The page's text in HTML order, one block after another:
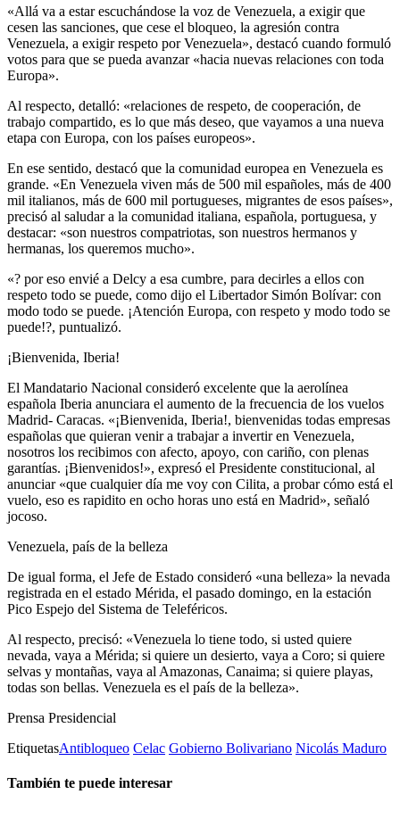
«Allá va a estar escuchándose la voz de Venezuela, a exigir que
cesen las sanciones, que cese el bloqueo, la agresión contra
Venezuela, a exigir respeto por Venezuela», destacó cuando formuló
votos para que se pueda avanzar «hacia nuevas relaciones con toda
Europa».
Al respecto, detalló: «relaciones de respeto, de cooperación, de
trabajo compartido, es lo que más deseo, que vayamos a una nueva
etapa con Europa, con los países europeos».
En ese sentido, destacó que la comunidad europea en Venezuela es
grande. «En Venezuela viven más de 500 mil españoles, más de 400
mil italianos, más de 600 mil portugueses, migrantes de esos países»,
precisó al saludar a la comunidad italiana, española, portuguesa, y
destacar: «son nuestros compatriotas, son nuestros hermanos y
hermanas, los queremos mucho».
«? por eso envié a Delcy a esa cumbre, para decirles a ellos con
respeto todo se puede, como dijo el Libertador Simón Bolívar: con
modo todo se puede. ¡Atención Europa, con respeto y modo todo se
puede!?, puntualizó.
¡Bienvenida, Iberia!
El Mandatario Nacional consideró excelente que la aerolínea
española Iberia anunciara el aumento de la frecuencia de los vuelos
Madrid- Caracas. «¡Bienvenida, Iberia!, bienvenidas todas empresas
españolas que quieran venir a trabajar a invertir en Venezuela,
nosotros los recibimos con afecto, apoyo, con cariño, con plenas
garantías. ¡Bienvenidos!», expresó el Presidente constitucional, al
anunciar «que cualquier día me voy con Cilita, a probar cómo está el
vuelo, eso es rapidito en ocho horas uno está en Madrid», señaló
jocoso.
Venezuela, país de la belleza
De igual forma, el Jefe de Estado consideró «una belleza» la nevada
registrada en el estado Mérida, el pasado domingo, en la estación
Pico Espejo del Sistema de Teleféricos.
Al respecto, precisó: «Venezuela lo tiene todo, si usted quiere
nevada, vaya a Mérida; si quiere un desierto, vaya a Coro; si quiere
selvas y montañas, vaya al Amazonas, Canaima; si quiere playas,
todas son bellas. Venezuela es el país de la belleza».
Prensa Presidencial
EtiquetasAntibloqueo Celac Gobierno Bolivariano Nicolás Maduro
También te puede interesar